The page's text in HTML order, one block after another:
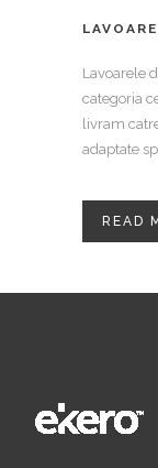
Lavoarele
categoria
livram
adaptate
READ